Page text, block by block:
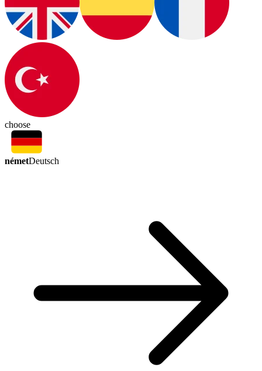
choose
németDeutsch